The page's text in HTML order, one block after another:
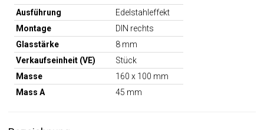
Ausführung
Edelstahleffekt
Montage
DIN rechts
Glasstärke
8 mm
Verkaufseinheit (VE)
Stück
Masse
160 x 100 mm
Mass A
45 mm